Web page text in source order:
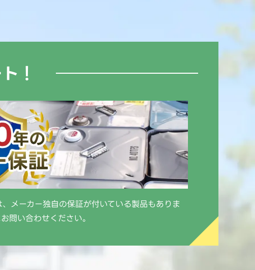
！
メーカー独自の保証が付いている製品もありま
問い合わせください。